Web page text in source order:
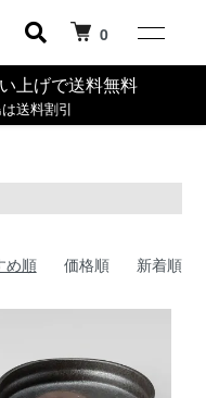
0
上げで送料無料
送料割引
め順 価格順 新着順